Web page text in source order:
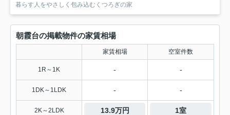
暮らす人をやさしく包み込むくつろぎの家
朝霞台の掲載物件の家賃相場
家賃相場 空室件数
1R～1K - -
1DK～1LDK - -
2K～2LDK 13.9万円 1室